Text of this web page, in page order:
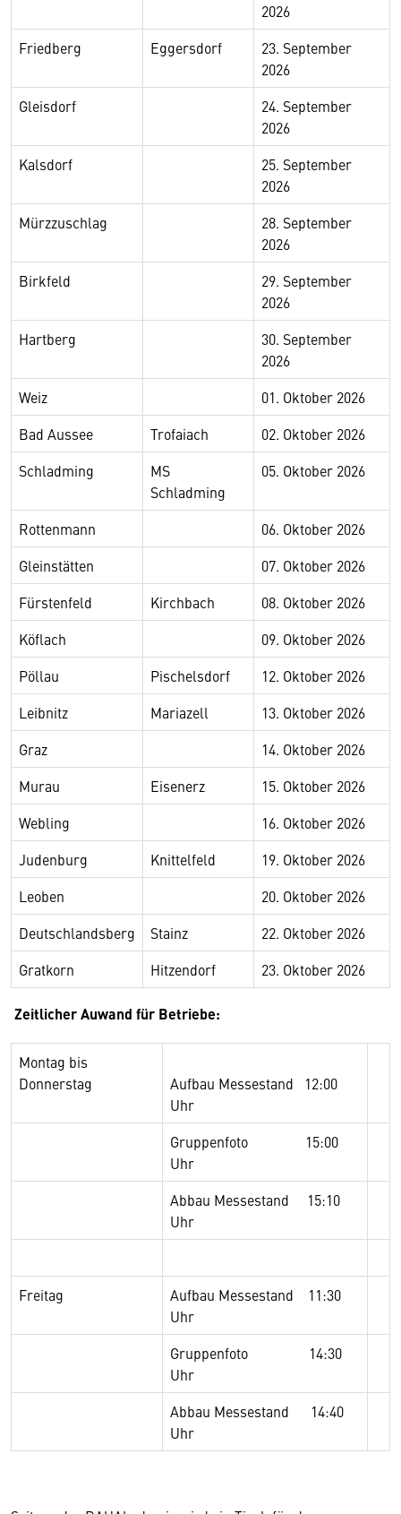
2026
Friedberg
Eggersdorf
23. September
2026
Gleisdorf
24. September
2026
Kalsdorf
25. September
2026
Mürzzuschlag
28. September
2026
Birkfeld
29. September
2026
Hartberg
30. September
2026
Weiz
01. Oktober 2026
Bad Aussee
Trofaiach
02. Oktober 2026
Schladming
MS
Schladming
05. Oktober 2026
Rottenmann
06. Oktober 2026
Gleinstätten
07. Oktober 2026
Fürstenfeld
Kirchbach
08. Oktober 2026
Köflach
09. Oktober 2026
Pöllau
Pischelsdorf
12. Oktober 2026
Leibnitz
Mariazell
13. Oktober 2026
Graz
14. Oktober 2026
Murau
Eisenerz
15. Oktober 2026
Webling
16. Oktober 2026
Judenburg
Knittelfeld
19. Oktober 2026
Leoben
20. Oktober 2026
Deutschlandsberg
Stainz
22. Oktober 2026
Gratkorn
Hitzendorf 23. Oktober 2026
Zeitlicher Auwand für Betriebe:
Montag bis
Donnerstag
Aufbau Messestand 12:00
Uhr
Gruppenfoto 15:00
Uhr
Abbau Messestand 15:10
Uhr
Freitag
Aufbau Messestand 11:30
Uhr
Gruppenfoto 14:30
Uhr
Abbau Messestand 14:40
Uhr